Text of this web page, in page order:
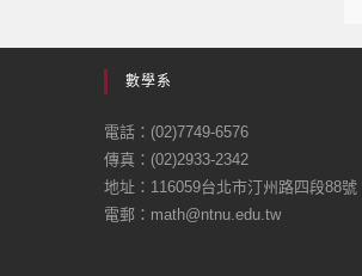
數學系
電話：(02)7749-6576
傳真：(02)2933-2342
地址：116059台北市汀州路四段88號
電郵：math@ntnu.edu.tw